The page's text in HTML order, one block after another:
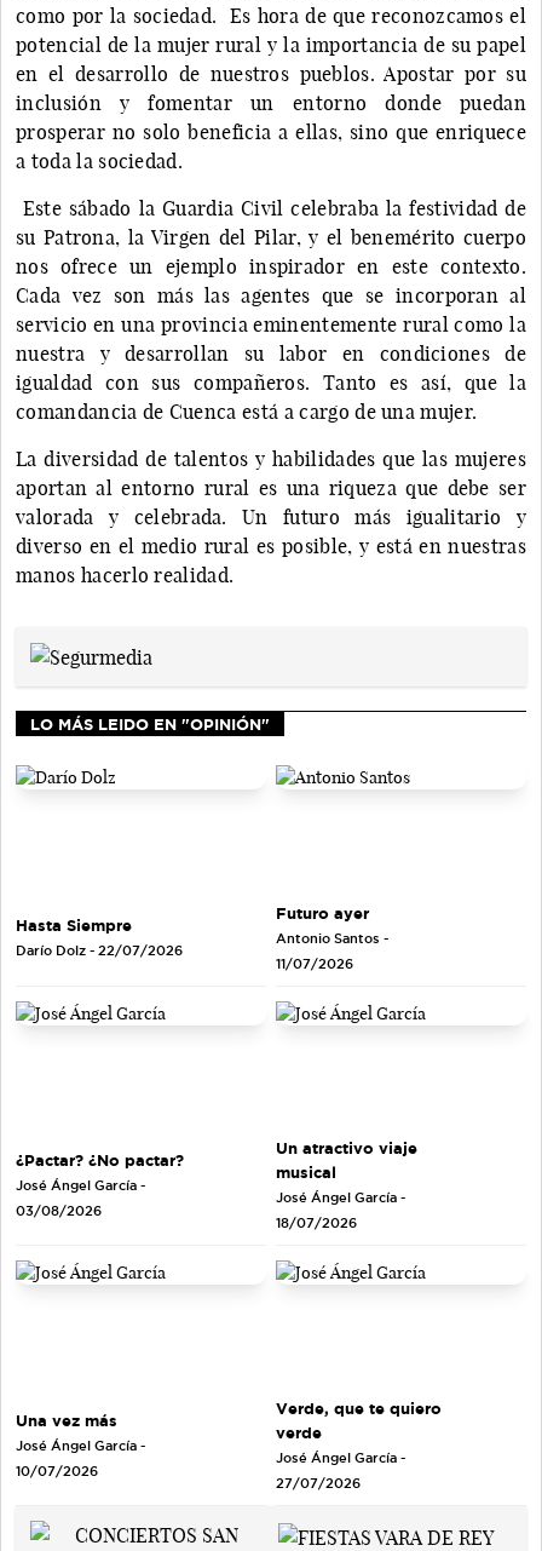
como por la sociedad. Es hora de que reconozcamos el
potencial de la mujer rural y la importancia de su papel
en el desarrollo de nuestros pueblos. Apostar por su
inclusión y fomentar un entorno donde puedan
prosperar no solo beneficia a ellas, sino que enriquece
a toda la sociedad.
Este sábado la Guardia Civil celebraba la festividad de
su Patrona, la Virgen del Pilar, y el benemérito cuerpo
nos ofrece un ejemplo inspirador en este contexto.
Cada vez son más las agentes que se incorporan al
servicio en una provincia eminentemente rural como la
nuestra y desarrollan su labor en condiciones de
igualdad con sus compañeros. Tanto es así, que la
comandancia de Cuenca está a cargo de una mujer.
La diversidad de talentos y habilidades que las mujeres
aportan al entorno rural es una riqueza que debe ser
valorada y celebrada. Un futuro más igualitario y
diverso en el medio rural es posible, y está en nuestras
manos hacerlo realidad.
LO MÁS LEIDO EN "OPINIÓN"
Hasta Siempre
Darío Dolz - 22/07/2026
Futuro ayer
Antonio Santos -
11/07/2026
¿Pactar? ¿No pactar?
José Ángel García -
03/08/2026
Un atractivo viaje
musical
José Ángel García -
18/07/2026
Una vez más
José Ángel García -
10/07/2026
Verde, que te quiero
verde
José Ángel García -
27/07/2026